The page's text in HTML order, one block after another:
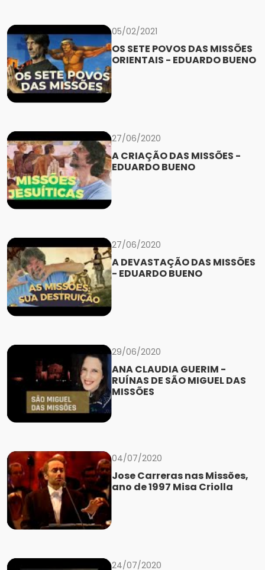
05/02/2021
OS SETE POVOS DAS MISSÕES
ORIENTAIS - EDUARDO BUENO
27/06/2020
A CRIAÇÃO DAS MISSÕES -
EDUARDO BUENO
27/06/2020
A DEVASTAÇÃO DAS MISSÕES
- EDUARDO BUENO
29/06/2020
ANA CLAUDIA GUERIM -
RUÍNAS DE SÃO MIGUEL DAS
MISSÕES
04/07/2020
Jose Carreras nas Missões,
ano de 1997 Misa Criolla
24/07/2020